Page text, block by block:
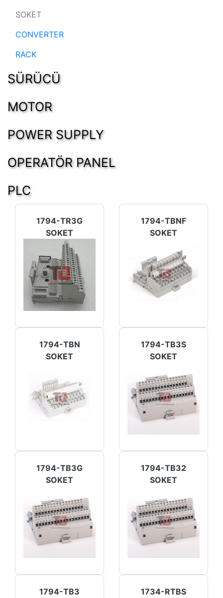
SOKET
CONVERTER
RACK
SÜRÜCÜ
MOTOR
POWER SUPPLY
OPERATÖR PANEL
PLC
1794-TR3G
SOKET
1794-TBNF
SOKET
1794-TBN
SOKET
1794-TB3S
SOKET
1794-TB3G
SOKET
1794-TB32
SOKET
1794-TB3
1734-RTBS